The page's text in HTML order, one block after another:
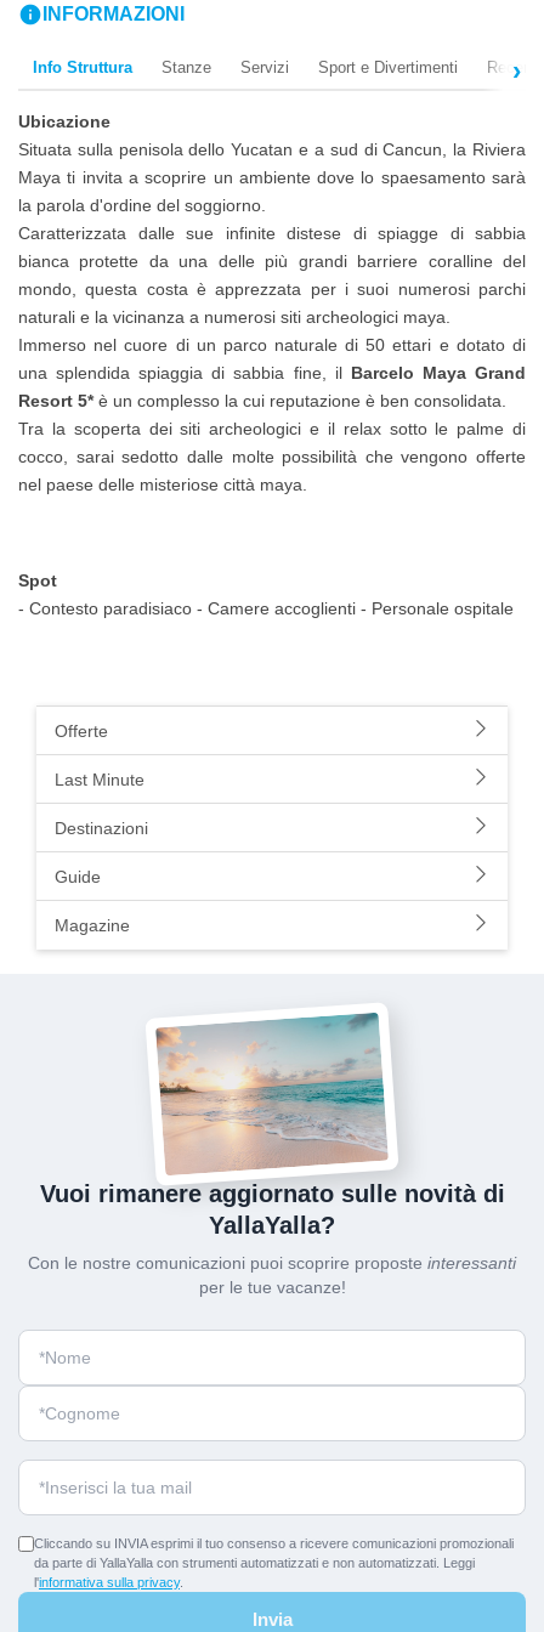
info INFORMAZIONI
Info Struttura Stanze Servizi Sport e Divertimenti
Ubicazione
Situata sulla penisola dello Yucatan e a sud di Cancun, la Riviera
Maya ti invita a scoprire un ambiente dove lo spaesamento sarà
la parola d'ordine del soggiorno.
Caratterizzata dalle sue infinite distese di spiagge di sabbia
bianca protette da una delle più grandi barriere coralline del
mondo, questa costa è apprezzata per i suoi numerosi parchi
naturali e la vicinanza a numerosi siti archeologici maya.
Immerso nel cuore di un parco naturale di 50 ettari e dotato di
una splendida spiaggia di sabbia fine, il Barcelo Maya Grand
Resort 5*è un complesso la cui reputazione è ben consolidata.
Tra la scoperta dei siti archeologici e il relax sotto le palme di
cocco, sarai sedotto dalle molte possibilità che vengono offerte
nel paese delle misteriose città maya.
Spot
- Contesto paradisiaco - Camere accoglienti - Personale ospitale
Offerte
Last Minute
Destinazioni
Guide
Magazine
Vuoi rimanere aggiornato sulle novità di
YallaYalla?
Con le nostre comunicazioni puoi scoprire proposte interessanti
per le tue vacanze!
Cliccando su INVIA esprimi il tuo consenso a ricevere comunicazioni promozionali
da parte di YallaYalla con strumenti automatizzati e non automatizzati. Leggi
l'informativa sulla privacy.
Invia